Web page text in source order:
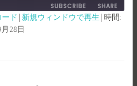
FORWARD
30
SUBSCRIBE SHARE
ド | 新規ウィンドウで再生 | 時間:
28日